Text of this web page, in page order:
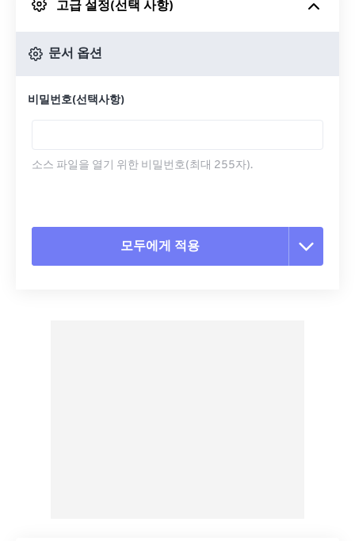
Google 드라이브에서
고급 설정(선택 사항)
문서 옵션
비밀번호(선택사항)
소스 파일을 열기 위한 비밀번호(최대 255자).
모두에게 적용